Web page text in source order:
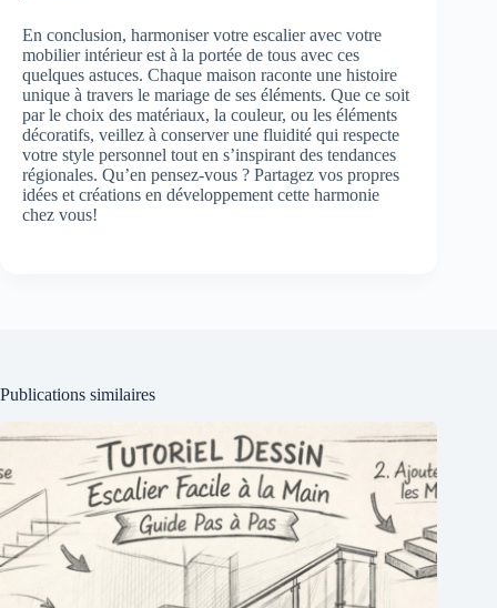
En conclusion, harmoniser votre escalier avec votre
mobilier intérieur est à la portée de tous avec ces
quelques astuces. Chaque maison raconte une histoire
unique à travers le mariage de ses éléments. Que ce soit
par le choix des matériaux, la couleur, ou les éléments
décoratifs, veillez à conserver une fluidité qui respecte
votre style personnel tout en s’inspirant des tendances
régionales. Qu’en pensez-vous ? Partagez vos propres
idées et créations en développement cette harmonie
chez vous!
Publications similaires